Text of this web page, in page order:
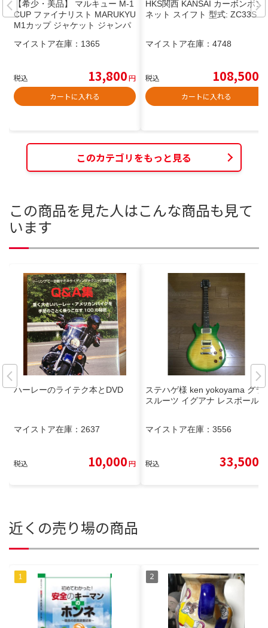
【希少・美品】 マルキュー M-1
CUP ファイナリスト MARUKYU
M1カップ ジャケット ジャンパ
ネクサス ダイワ
マイストア在庫： 1365
税込 13,800円
カートに入れる
HKS関西 KANSAI カーボンボン
ネット スイフト 型式: ZC33S
マイストア在庫： 4748
税込 108,500
カートに入れる
このカテゴリをもっと見る
この商品を見た人はこんな商品も見て
います
ハーレーのライテク本とDVD
マイストア在庫： 2637
税込 10,000円
ステハゲ様 ken yokoyama グラ
スルーツ イグアナ レスポール
マイストア在庫： 3556
税込 33,500
近くの売り場の商品